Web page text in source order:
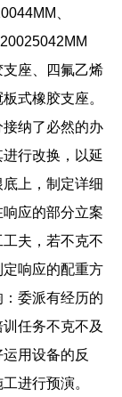
、
座、四氟乙烯
式橡胶支座。
纳了必然的办
行改换，以延
上，制定详细
应的部分立案
夫，若不克不
响应的配重方
委派有经历的
任务不克不及
用设备的反
进行预演。